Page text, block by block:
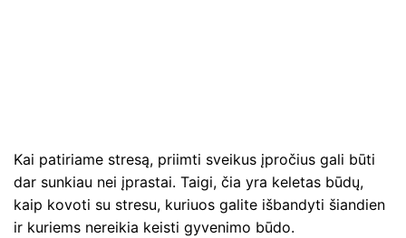
Kai patiriame stresą, priimti sveikus įpročius gali būti
dar sunkiau nei įprastai. Taigi, čia yra keletas būdų,
kaip kovoti su stresu, kuriuos galite išbandyti šiandien
ir kuriems nereikia keisti gyvenimo būdo.